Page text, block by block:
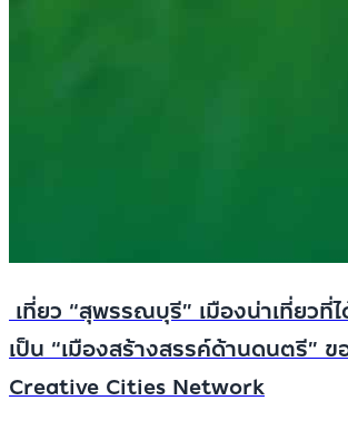
เที่ยว “สุพรรณบุรี” เมืองน่าเที่ยวที่
เป็น “เมืองสร้างสรรค์ด้านดนตรี” ข
Creative Cities Network